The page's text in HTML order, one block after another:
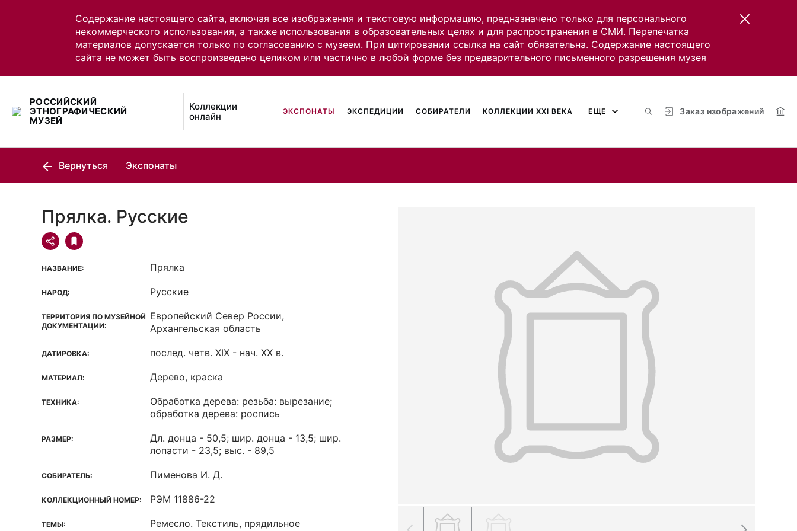
Содержание настоящего сайта, включая все изображения и текстовую информацию, предназначено только для персонального
некоммерческого использования, а также использования в образовательных целях и для распространения в СМИ. Перепечатка
материалов допускается только по согласованию с музеем. При цитировании ссылка на сайт обязательна. Содержание настоящего
сайта не может быть воспроизведено целиком или частично в любой форме без предварительного письменного разрешения музея
РОССИЙСКИЙ
ЭТНОГРАФИЧЕСКИЙ
МУЗЕЙ
Коллекции
онлайн
Заказ изображений
ЭКСПОНАТЫ ЭКСПЕДИЦИИ СОБИРАТЕЛИ КОЛЛЕКЦИИ XXI ВЕКА ЕЩЕ
Вернуться Экспонаты
Прялка. Русские
НАЗВАНИЕ: Прялка
НАРОД: Русские
ТЕРРИТОРИЯ ПО МУЗЕЙНОЙ
ДОКУМЕНТАЦИИ:
Европейский Север России,
Архангельская область
ДАТИРОВКА: послед. четв. XIX - нач. XX в.
МАТЕРИАЛ: Дерево, краска
ТЕХНИКА:
Обработка дерева: резьба: вырезание;
обработка дерева: роспись
РАЗМЕР:
Дл. донца - 50,5; шир. донца - 13,5; шир.
лопасти - 23,5; выс. - 89,5
СОБИРАТЕЛЬ: Пименова И. Д.
КОЛЛЕКЦИОННЫЙ НОМЕР: РЭМ 11886-22
ТЕМЫ: Ремесло. Текстиль, прядильное